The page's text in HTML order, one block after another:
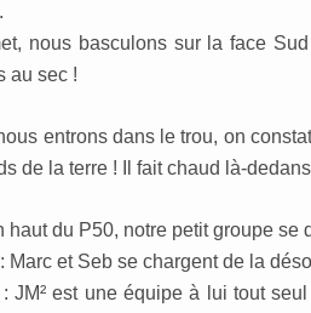
nous basculons sur la face
au sec !
entrons dans le trou, on
de la terre ! Il fait chaud là-
haut du P50, notre petit groupe se
Marc et Seb se chargent de la
JM² est une équipe à lui tout